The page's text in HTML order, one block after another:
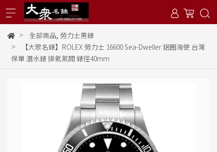
全部商品, 勞力士男錶
【大眾名錶】ROLEX 勞力士 16600 Sea-Dweller 鋁圈海使 台灣
保單 潛水錶 排氦氣閥 錶徑40mm